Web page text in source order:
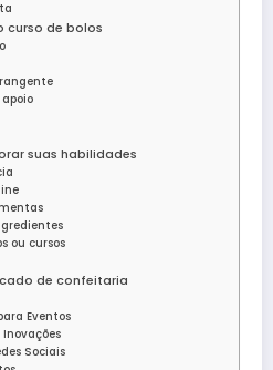
curso de bolos
suas habilidades
ou cursos
de confeitaria
Eventos
Sociais